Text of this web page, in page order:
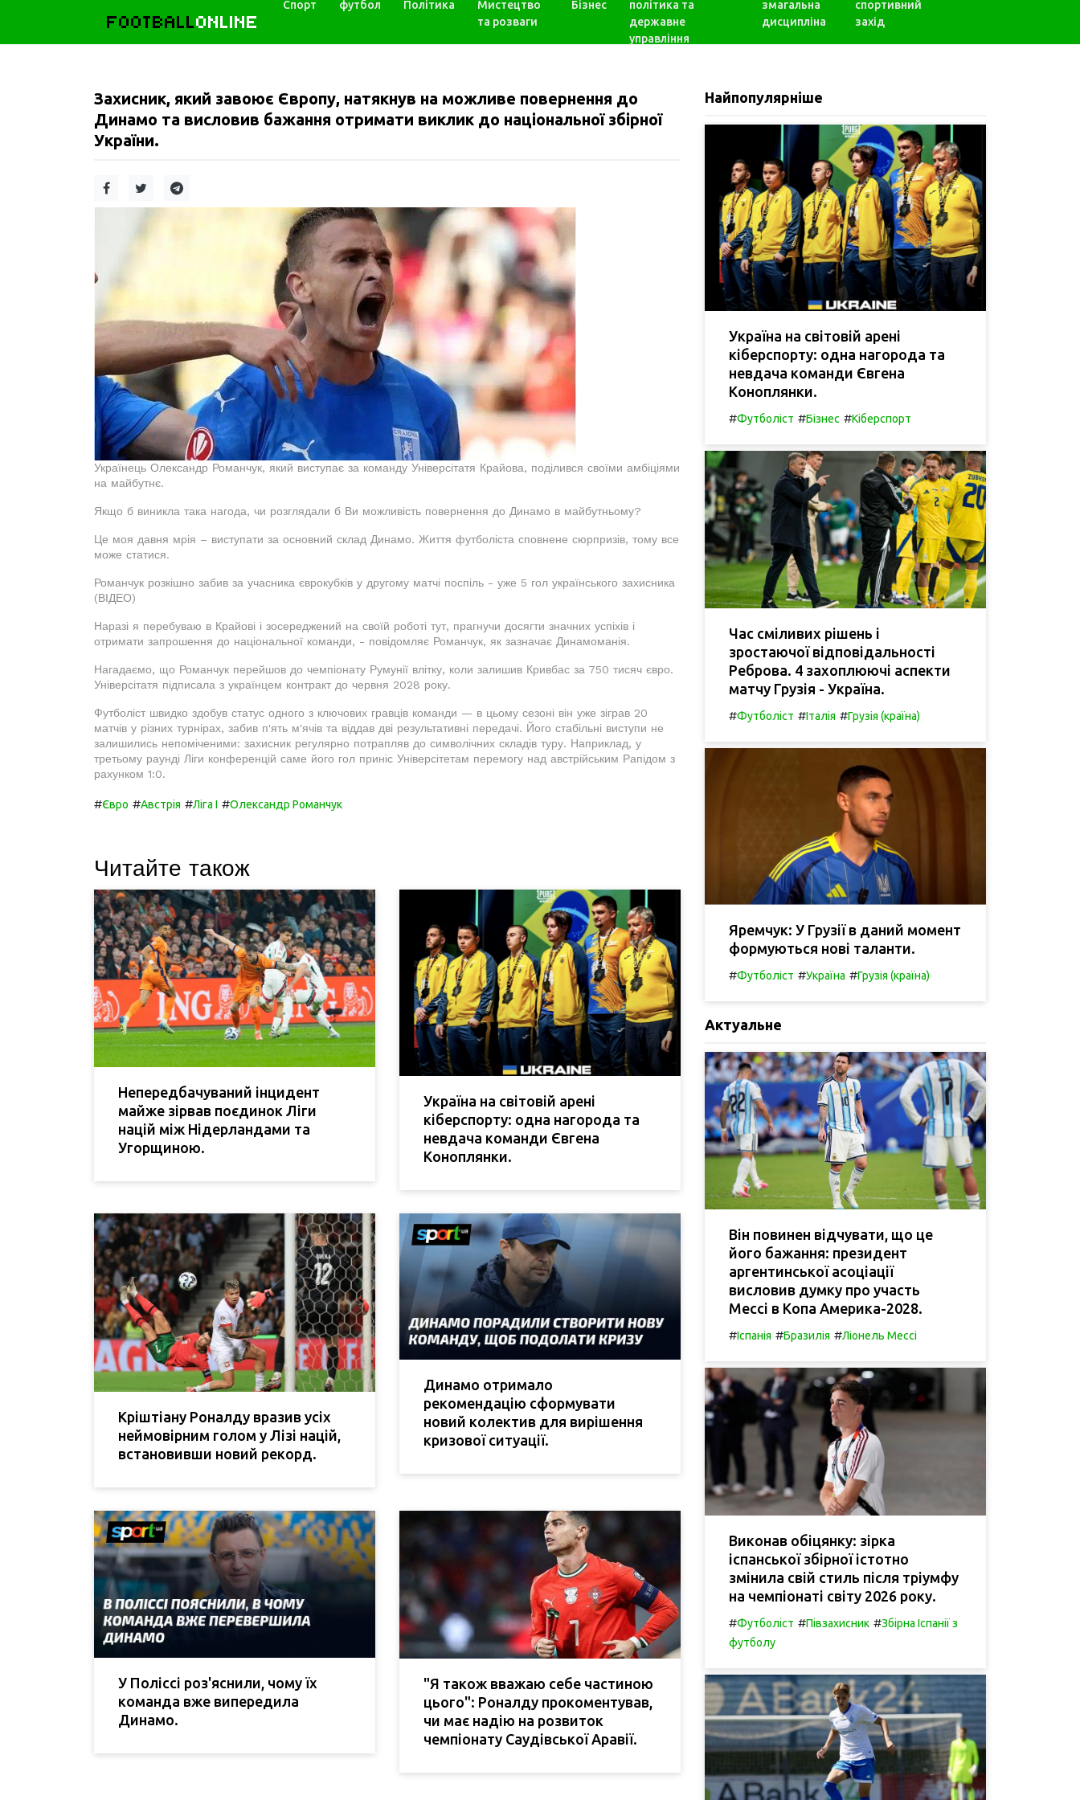
FOOTBALLONLINE
Спорт футбол Політика
Мистецтво
та розваги
Бізнес
політика та
державне
управління
змагальна
дисципліна
спортивний
захід
Захисник, який завоює Європу, натякнув на можливе повернення до
Динамо та висловив бажання отримати виклик до національної збірної
України.
Українець Олександр Романчук, який виступає за команду Універсітатя Крайова, поділився своїми амбіціями
на майбутнє.
Якщо б виникла така нагода, чи розглядали б Ви можливість повернення до Динамо в майбутньому?
Це моя давня мрія – виступати за основний склад Динамо. Життя футболіста сповнене сюрпризів, тому все
може статися.
Романчук розкішно забив за учасника єврокубків у другому матчі поспіль - уже 5 гол українського захисника
(ВІДЕО)
Наразі я перебуваю в Крайові і зосереджений на своїй роботі тут, прагнучи досягти значних успіхів і
отримати запрошення до національної команди, - повідомляє Романчук, як зазначає Динамоманія.
Нагадаємо, що Романчук перейшов до чемпіонату Румунії влітку, коли залишив Кривбас за 750 тисяч євро.
Універсітатя підписала з українцем контракт до червня 2028 року.
Футболіст швидко здобув статус одного з ключових гравців команди — в цьому сезоні він уже зіграв 20
матчів у різних турнірах, забив п'ять м'ячів та віддав дві результативні передачі. Його стабільні виступи не
залишились непоміченими: захисник регулярно потрапляв до символічних складів туру. Наприклад, у
третьому раунді Ліги конференцій саме його гол приніс Універсітетам перемогу над австрійським Рапідом з
рахунком 1:0.
#Євро #Австрія #Ліга I #Олександр Романчук
Читайте також
Непередбачуваний інцидент
майже зірвав поєдинок Ліги
націй між Нідерландами та
Угорщиною.
Україна на світовій арені
кіберспорту: одна нагорода та
невдача команди Євгена
Коноплянки.
Кріштіану Роналду вразив усіх
неймовірним голом у Лізі націй,
встановивши новий рекорд.
Динамо отримало
рекомендацію сформувати
новий колектив для вирішення
кризової ситуації.
У Поліссі роз'яснили, чому їх
команда вже випередила
Динамо.
"Я також вважаю себе частиною
цього": Роналду прокоментував,
чи має надію на розвиток
чемпіонату Саудівської Аравії.
Найпопулярніше
Україна на світовій арені
кіберспорту: одна нагорода та
невдача команди Євгена
Коноплянки.
#Футболіст #Бізнес #Кіберспорт
Час сміливих рішень і
зростаючої відповідальності
Реброва. 4 захоплюючі аспекти
матчу Грузія - Україна.
#Футболіст #Італія #Грузія (країна)
Яремчук: У Грузії в даний момент
формуються нові таланти.
#Футболіст #Україна #Грузія (країна)
Актуальне
Він повинен відчувати, що це
його бажання: президент
аргентинської асоціації
висловив думку про участь
Мессі в Копа Америка-2028.
#Іспанія #Бразилія #Ліонель Мессі
Виконав обіцянку: зірка
іспанської збірної істотно
змінила свій стиль після тріумфу
на чемпіонаті світу 2026 року.
#Футболіст #Півзахисник #Збірна Іспанії з
футболу